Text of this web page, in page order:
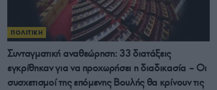
ΠΟΛΙΤΙΚΗ
Συνταγματική αναθεώρηση: 33 διατάξεις
εγκρίθηκαν για να προχωρήσει η διαδικασία – Οι
συσχετισμοί της επόμενης Βουλής θα κρίνουν τις